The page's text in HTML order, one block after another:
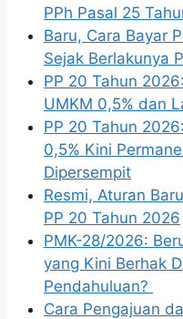
PPh Pasal 25
Baru, Cara Bayar
Sejak Berlakunya
PP 20 Tahun
UMKM 0,5% dan
PP 20 Tahun
0,5% Kini
Dipersempit
Resmi, Aturan
PP 20 Tahun 2026
PMK-28/2026:
yang Kini Berhak
Pendahuluan?
Cara Pengajuan